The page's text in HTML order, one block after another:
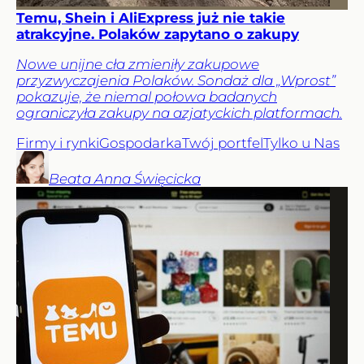
Temu, Shein i AliExpress już nie takie
atrakcyjne. Polaków zapytano o zakupy
Nowe unijne cła zmieniły zakupowe
przyzwyczajenia Polaków. Sondaż dla „Wprost”
pokazuje, że niemal połowa badanych
ograniczyła zakupy na azjatyckich platformach.
Firmy i rynkiGospodarkaTwój portfelTylko u Nas
Beata Anna Święcicka